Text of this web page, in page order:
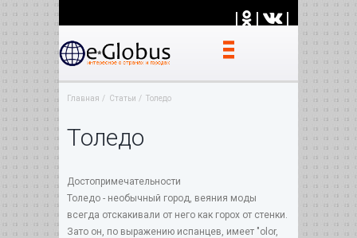
| | |
Главная Статьи Толедо
Толедо
Достопримечательности
Толедо - необычный город, веяния моды
всегда отскакивали от него как горох от стенки.
Зато он, по выражению испанцев, имеет "olor,